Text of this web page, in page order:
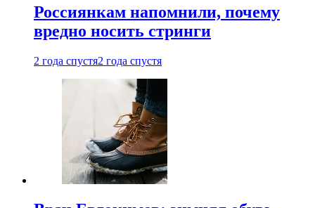
Россиянкам напомнили, почему
вредно носить стринги
2 года спустя2 года спустя